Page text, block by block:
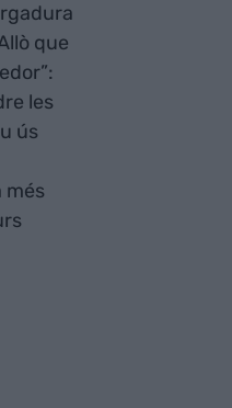
que
les
ús
més